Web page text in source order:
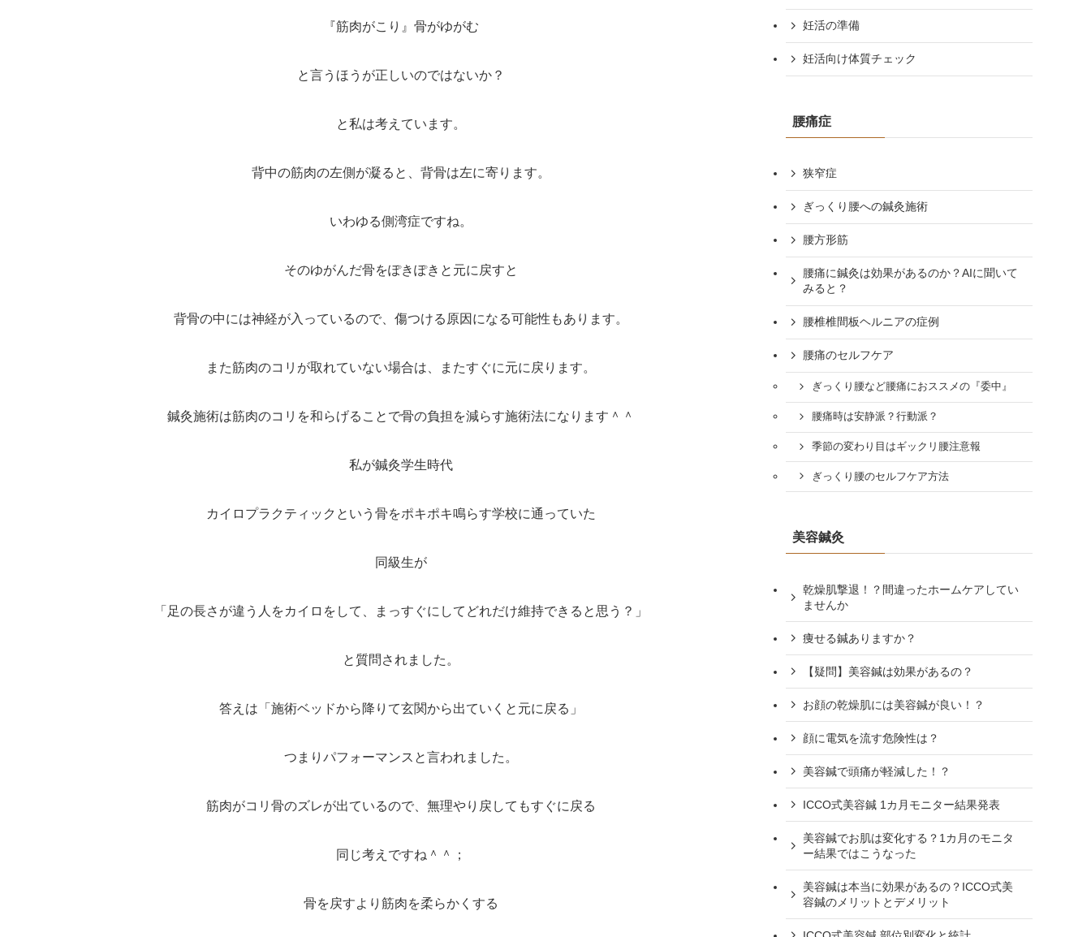
『筋肉がこり』骨がゆがむ
と言うほうが正しいのではないか？
と私は考えています。
背中の筋肉の左側が凝ると、背骨は左に寄ります。
いわゆる側湾症ですね。
そのゆがんだ骨をぽきぽきと元に戻すと
背骨の中には神経が入っているので、傷つける原因になる可能性もあります。
また筋肉のコリが取れていない場合は、またすぐに元に戻ります。
鍼灸施術は筋肉のコリを和らげることで骨の負担を減らす施術法になります＾＾
私が鍼灸学生時代
カイロプラクティックという骨をポキポキ鳴らす学校に通っていた
同級生が
「足の長さが違う人をカイロをして、まっすぐにしてどれだけ維持できると思う？」
と質問されました。
答えは「施術ベッドから降りて玄関から出ていくと元に戻る」
つまりパフォーマンスと言われました。
筋肉がコリ骨のズレが出ているので、無理やり戻してもすぐに戻る
同じ考えですね＾＾；
骨を戻すより筋肉を柔らかくする
妊活の準備
妊活向け体質チェック
腰痛症
狭窄症
ぎっくり腰への鍼灸施術
腰方形筋
腰痛に鍼灸は効果があるのか？AIに聞いて
みると？
腰椎椎間板ヘルニアの症例
腰痛のセルフケア
ぎっくり腰など腰痛におススメの『委中』
腰痛時は安静派？行動派？
季節の変わり目はギックリ腰注意報
ぎっくり腰のセルフケア方法
美容鍼灸
乾燥肌撃退！？間違ったホームケアしてい
ませんか
痩せる鍼ありますか？
【疑問】美容鍼は効果があるの？
お顔の乾燥肌には美容鍼が良い！？
顔に電気を流す危険性は？
美容鍼で頭痛が軽減した！？
ICCO式美容鍼 1カ月モニター結果発表
美容鍼でお肌は変化する？1カ月のモニタ
ー結果ではこうなった
美容鍼は本当に効果があるの？ICCO式美
容鍼のメリットとデメリット